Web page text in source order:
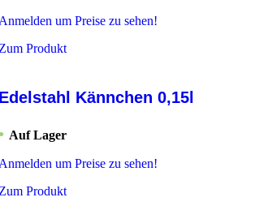
um Preise zu sehen!
Produkt
Kännchen 0,15l
Auf Lager
um Preise zu sehen!
Produkt